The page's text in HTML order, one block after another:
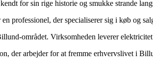
for sin rige historie og smukke strande
professionel, der specialiserer sig i køb og
området. Virksomheden leverer
der arbejder for at fremme erhvervslivet i